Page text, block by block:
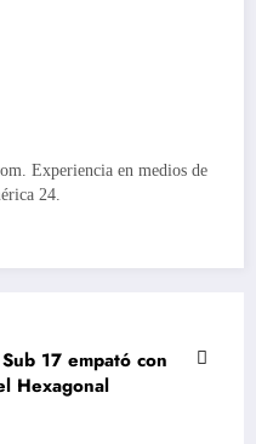
Experiencia en medios de
24.
17 empató con
Hexagonal